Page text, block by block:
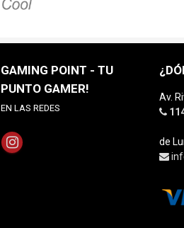
GAMING POINT - TU
PUNTO GAMER!
EN LAS REDES
Av.
de